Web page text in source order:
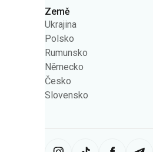
Kategorie
Země
Ukrajina
Polsko
Rumunsko
Německo
Česko
Slovensko